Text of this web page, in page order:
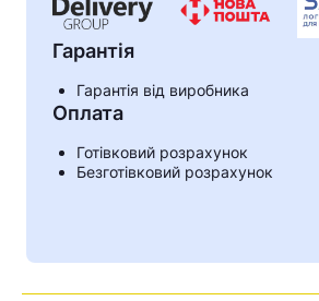
Гарантія
Гарантія від виробника
Оплата
Готівковий розрахунок
Безготівковий розрахунок